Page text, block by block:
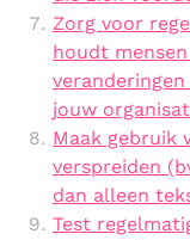
Zorg voor
houdt
jouw
Maak gebruik
verspreiden
dan alleen
Test